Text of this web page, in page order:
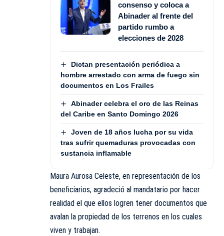
consenso y coloca a
Abinader al frente del
partido rumbo a
elecciones de 2028
Dictan presentación periódica a
hombre arrestado con arma de fuego sin
documentos en Los Frailes
Abinader celebra el oro de las Reinas
del Caribe en Santo Domingo 2026
Joven de 18 años lucha por su vida
tras sufrir quemaduras provocadas con
sustancia inflamable
Maura Aurosa Celeste, en representación de los
beneficiarios, agradeció al mandatario por hacer
realidad el que ellos logren tener documentos que
avalan la propiedad de los terrenos en los cuales
viven y trabajan.